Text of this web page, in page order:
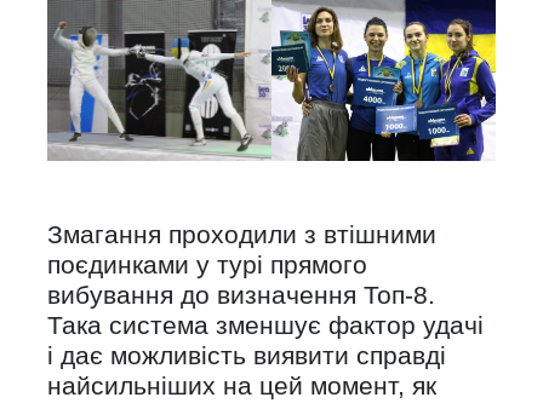
Змагання проходили з втішними
поєдинками у турі прямого
вибування до визначення Топ-8.
Така система зменшує фактор удачі
і дає можливість виявити справді
найсильніших на цей момент, як